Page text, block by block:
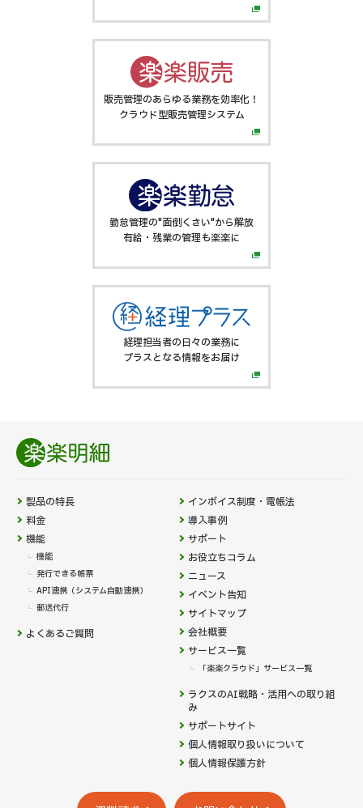
販売管理のあらゆる業務を効率化！
クラウド型販売管理システム
勤怠管理の"面倒くさい"から解放
有給・残業の管理も楽楽に
経理担当者の日々の業務に
プラスとなる情報をお届け
製品の特長
料金
機能
機能
発行できる帳票
API連携（システム自動連携）
郵送代行
よくあるご質問
インボイス制度・電帳法
導入事例
サポート
お役立ちコラム
ニュース
イベント告知
サイトマップ
会社概要
サービス一覧
「楽楽クラウド」サービス一覧
ラクスのAI戦略・活用への取り組
み
サポートサイト
個人情報取り扱いについて
個人情報保護方針